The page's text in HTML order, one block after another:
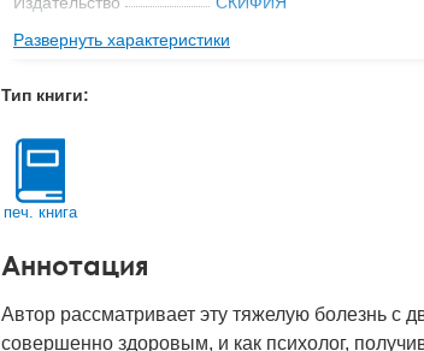
Формат книги
210x138x11 мм
Кол-во стр
Год
Код
Развернуть характеристики
Тип книги:
печ. книга
Аннотация
Автор рассматривает эту тяжелую болезнь с
совершенно здоровым, и как психолог,